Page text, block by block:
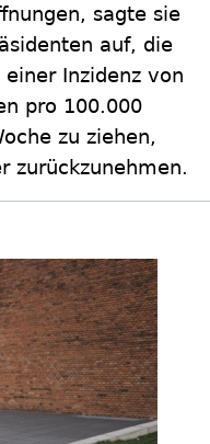
sagte sie
auf, die
Inzidenz von
pro 100.000
zu ziehen,
zurückzunehmen.